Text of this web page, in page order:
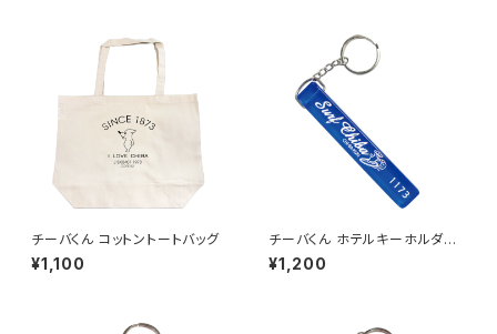
チーバくん コットントートバッグ
¥1,100
チーバくん ホテルキーホルダー
1173（ブルー）
¥1,200